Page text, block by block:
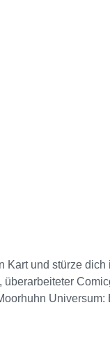
Kart und stürze
die